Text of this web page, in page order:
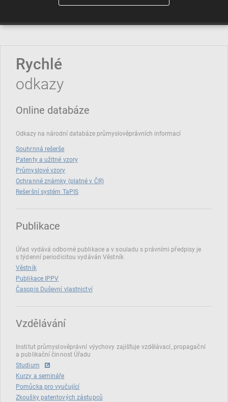
Rychlé
odkazy
Online databáze
Odkazy na národní databáze průmyslověprávních informací
Souhrnná rešerše
Patenty a užitné vzory
Průmyslové vzory
Ochranné známky (platné v ČR)
Rešeršní systém TaPIS
Publikace
Úřad vydává odborné publikace a v souladu s právními předpisy je
s týdenní periodicitou vydáván Věstník
Věstník
Publikace IPPV
Časopis Duševní vlastnictví
Vzdělávání
Institut průmyslověprávní výychovy zajišťuje vzdělávací, propagační
a publikační činnost Úřadu
Studium
Kurzy a semináře
Pomůcka pro vyučující
Zkoušky patentových zástupců